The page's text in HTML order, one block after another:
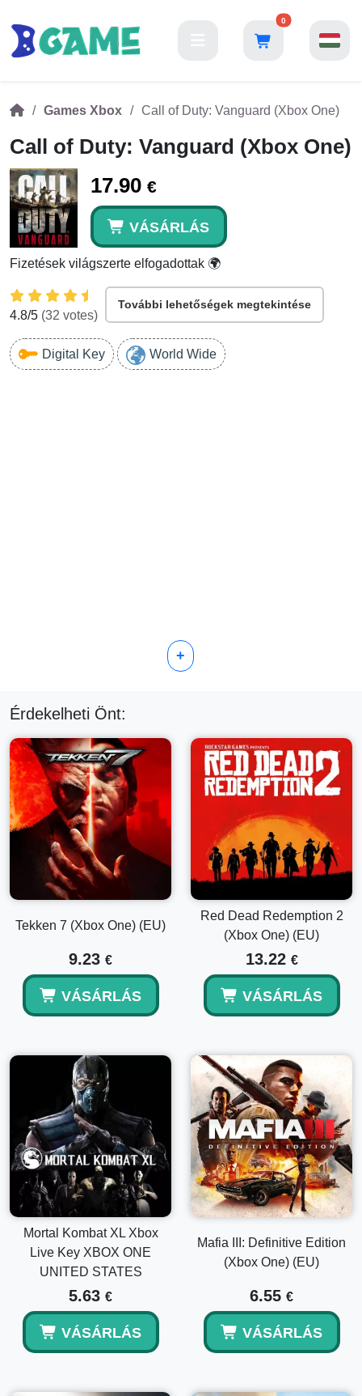
0
Games Xbox Call of Duty: Vanguard (Xbox One)
Call of Duty: Vanguard (Xbox One)
17.90 €
VÁSÁRLÁS
Fizetések világszerte elfogadottak 🌍
4.8/5 (32 votes)
További lehetőségek megtekintése
Digital Key World Wide
+
Érdekelheti Önt:
Tekken 7 (Xbox One) (EU)
9.23 €
VÁSÁRLÁS
Red Dead Redemption 2
(Xbox One) (EU)
13.22 €
VÁSÁRLÁS
Mortal Kombat XL Xbox
Live Key XBOX ONE
UNITED STATES
5.63 €
VÁSÁRLÁS
Mafia III: Definitive Edition
(Xbox One) (EU)
6.55 €
VÁSÁRLÁS